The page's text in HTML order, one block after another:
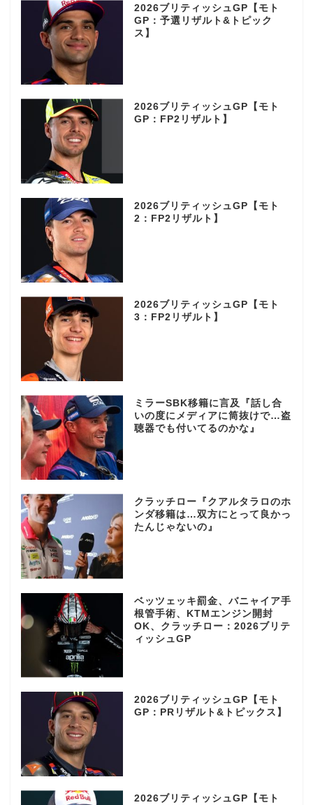
2026ブリティッシュGP【モト
GP：予選リザルト&トピック
ス】
2026ブリティッシュGP【モト
GP：FP2リザルト】
2026ブリティッシュGP【モト
2：FP2リザルト】
2026ブリティッシュGP【モト
3：FP2リザルト】
ミラーSBK移籍に言及『話し合
いの度にメディアに筒抜けで…盗
聴器でも付いてるのかな』
クラッチロー『クアルタラロのホ
ンダ移籍は…双方にとって良かっ
たんじゃないの』
ベッツェッキ罰金、バニャイア手
根管手術、KTMエンジン開封
OK、クラッチロー：2026ブリテ
ィッシュGP
2026ブリティッシュGP【モト
GP：PRリザルト&トピックス】
2026ブリティッシュGP【モト